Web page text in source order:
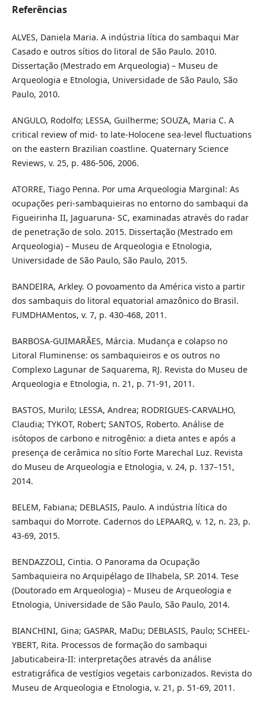
Referências
ALVES, Daniela Maria. A indústria lítica do sambaqui Mar
Casado e outros sítios do litoral de São Paulo. 2010.
Dissertação (Mestrado em Arqueologia) – Museu de
Arqueologia e Etnologia, Universidade de São Paulo, São
Paulo, 2010.
ANGULO, Rodolfo; LESSA, Guilherme; SOUZA, Maria C. A
critical review of mid- to late-Holocene sea-level fluctuations
on the eastern Brazilian coastline. Quaternary Science
Reviews, v. 25, p. 486-506, 2006.
ATORRE, Tiago Penna. Por uma Arqueologia Marginal: As
ocupações peri-sambaquieiras no entorno do sambaqui da
Figueirinha II, Jaguaruna- SC, examinadas através do radar
de penetração de solo. 2015. Dissertação (Mestrado em
Arqueologia) – Museu de Arqueologia e Etnologia,
Universidade de São Paulo, São Paulo, 2015.
BANDEIRA, Arkley. O povoamento da América visto a partir
dos sambaquis do litoral equatorial amazônico do Brasil.
FUMDHAMentos, v. 7, p. 430-468, 2011.
BARBOSA-GUIMARÃES, Márcia. Mudança e colapso no
Litoral Fluminense: os sambaquieiros e os outros no
Complexo Lagunar de Saquarema, RJ. Revista do Museu de
Arqueologia e Etnologia, n. 21, p. 71-91, 2011.
BASTOS, Murilo; LESSA, Andrea; RODRIGUES-CARVALHO,
Claudia; TYKOT, Robert; SANTOS, Roberto. Análise de
isótopos de carbono e nitrogênio: a dieta antes e após a
presença de cerâmica no sítio Forte Marechal Luz. Revista
do Museu de Arqueologia e Etnologia, v. 24, p. 137–151,
2014.
BELEM, Fabiana; DEBLASIS, Paulo. A indústria lítica do
sambaqui do Morrote. Cadernos do LEPAARQ, v. 12, n. 23, p.
43-69, 2015.
BENDAZZOLI, Cintia. O Panorama da Ocupação
Sambaquieira no Arquipélago de Ilhabela, SP. 2014. Tese
(Doutorado em Arqueologia) – Museu de Arqueologia e
Etnologia, Universidade de São Paulo, São Paulo, 2014.
BIANCHINI, Gina; GASPAR, MaDu; DEBLASIS, Paulo; SCHEEL-
YBERT, Rita. Processos de formação do sambaqui
Jabuticabeira-II: interpretações através da análise
estratigráfica de vestígios vegetais carbonizados. Revista do
Museu de Arqueologia e Etnologia, v. 21, p. 51-69, 2011.